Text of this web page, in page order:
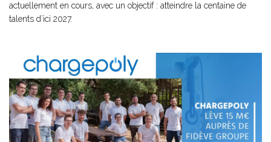
actuellement en cours, avec un objectif : atteindre la centaine de
talents d’ici 2027.